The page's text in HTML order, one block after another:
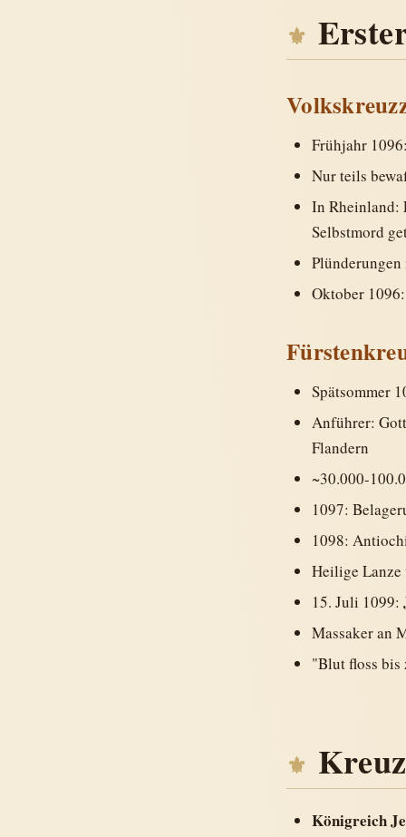
Frühjahr
Nur teils
In Rheinland:
Selbstmord
Oktober
Spätsommer
Anführer:
Flandern
~30.000-
1097:
1098:
Heilige
15. Juli 1099:
Massaker an
"Blut floss bis
Königreich